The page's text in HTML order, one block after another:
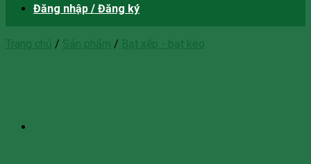
Đăng nhập / Đăng ký
Trang chủ / Sản phẩm / Bạt xếp - bạt kéo